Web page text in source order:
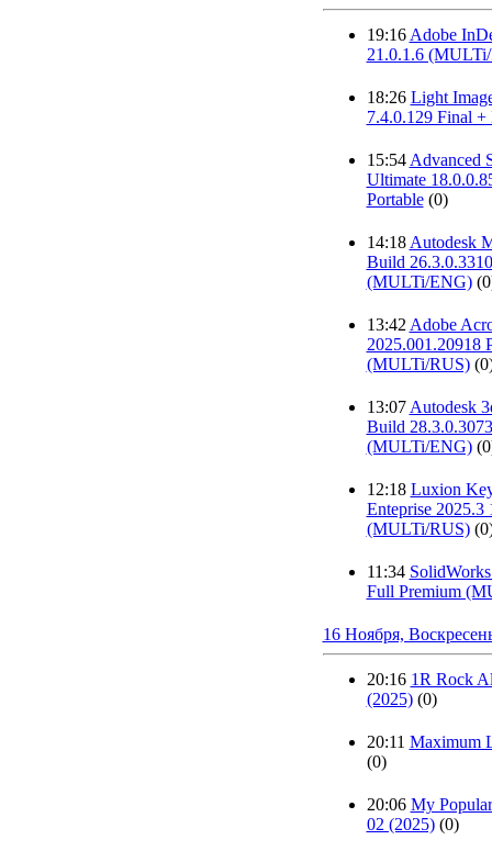
19:16 Adobe
21.0.1.6
18:26 Light
7.4.0.129 Final +
15:54 Advanced
Ultimate
Portable (0)
14:18 Autodesk
Build
(MULTi/ENG)
13:42 Adobe
2025.001.20918
(MULTi/RUS)
13:07 Autodesk
Build
(MULTi/ENG)
12:18 Luxion
Enteprise 2025.3
(MULTi/RUS)
11:34
Full Premium
16 Ноября,
20:16 1R Rock
(2025) (0)
20:11 Maximum
(0)
20:06 My
02 (2025) (0)